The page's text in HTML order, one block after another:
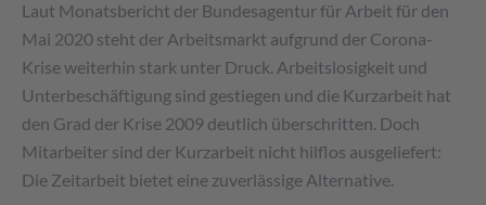
Laut Monatsbericht der Bundesagentur für Arbeit für den
Mai 2020 steht der Arbeitsmarkt aufgrund der Corona-
Krise weiterhin stark unter Druck. Arbeitslosigkeit und
Unterbeschäftigung sind gestiegen und die Kurzarbeit hat
den Grad der Krise 2009 deutlich überschritten. Doch
Mitarbeiter sind der Kurzarbeit nicht hilflos ausgeliefert:
Die Zeitarbeit bietet eine zuverlässige Alternative.